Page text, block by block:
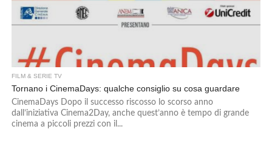
FILM & SERIE TV
Tornano i CinemaDays: qualche consiglio su cosa guardare
CinemaDays Dopo il successo riscosso lo scorso anno
dall’iniziativa Cinema2Day, anche quest’anno è tempo di grande
cinema a piccoli prezzi con il...